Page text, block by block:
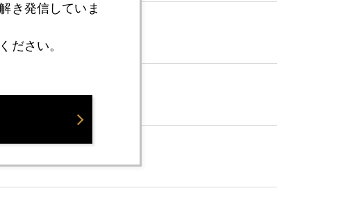
き発信していま
ださい。